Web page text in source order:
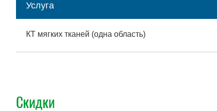
Услуга
КТ мягких тканей (одна область)
Скидки